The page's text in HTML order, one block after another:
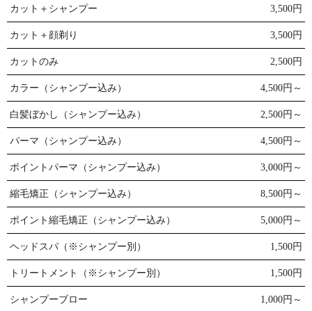
カット＋シャンプー 3,500円
カット＋顔剃り 3,500円
カットのみ 2,500円
カラー（シャンプー込み） 4,500円～
白髪ぼかし（シャンプー込み） 2,500円～
パーマ（シャンプー込み） 4,500円～
ポイントパーマ（シャンプー込み） 3,000円～
縮毛矯正（シャンプー込み） 8,500円～
ポイント縮毛矯正（シャンプー込み） 5,000円～
ヘッドスパ（※シャンプー別） 1,500円
トリートメント（※シャンプー別） 1,500円
シャンプーブロー 1,000円～